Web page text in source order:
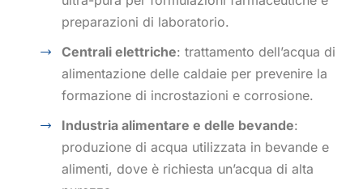
preparazioni di laboratorio.
Centrali elettriche: trattamento dell’acqua di
alimentazione delle caldaie per prevenire la
formazione di incrostazioni e corrosione.
Industria alimentare e delle bevande:
produzione di acqua utilizzata in bevande e
alimenti, dove è richiesta un’acqua di alta